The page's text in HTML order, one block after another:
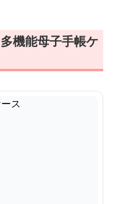
機能母子手帳ケ